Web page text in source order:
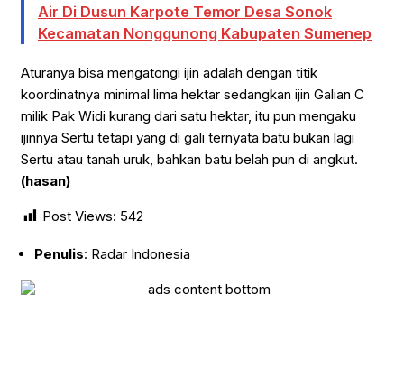
Air Di Dusun Karpote Temor Desa Sonok
Kecamatan Nonggunong Kabupaten Sumenep
Aturanya bisa mengatongi ijin adalah dengan titik
koordinatnya minimal lima hektar sedangkan ijin Galian C
milik Pak Widi kurang dari satu hektar, itu pun mengaku
ijinnya Sertu tetapi yang di gali ternyata batu bukan lagi
Sertu atau tanah uruk, bahkan batu belah pun di angkut.
(hasan)
Post Views: 542
Penulis: Radar Indonesia